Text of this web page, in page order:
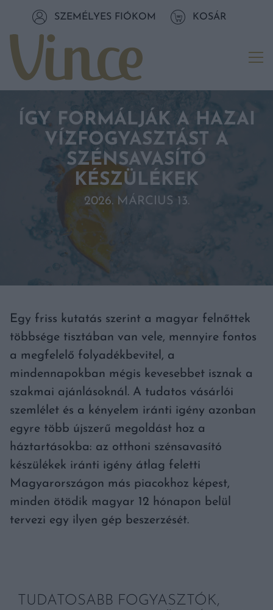
Tovább a tartalomhozSZEMÉLYES FIÓKOM KOSÁR
ÍGY FORMÁLJÁK A HAZAI
VÍZFOGYASZTÁST A
SZÉNSAVASÍTÓ
KÉSZÜLÉKEK
2026. MÁRCIUS 13.
Egy friss kutatás szerint a magyar felnőttek
többsége tisztában van vele, mennyire fontos
a megfelelő folyadékbevitel, a
mindennapokban mégis kevesebbet isznak a
szakmai ajánlásoknál. A tudatos vásárlói
szemlélet és a kényelem iránti igény azonban
egyre több újszerű megoldást hoz a
háztartásokba: az otthoni szénsavasító
készülékek iránti igény átlag feletti
Magyarországon más piacokhoz képest,
minden ötödik magyar 12 hónapon belül
tervezi egy ilyen gép beszerzését.
TUDATOSABB FOGYASZTÓK,